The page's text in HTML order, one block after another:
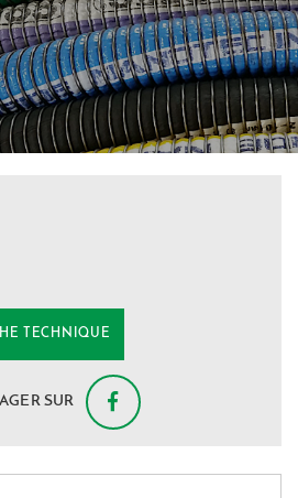
SUR